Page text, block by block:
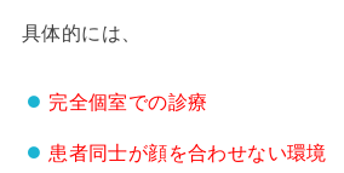
具体的には、
完全個室での診療
患者同士が顔を合わせない環境